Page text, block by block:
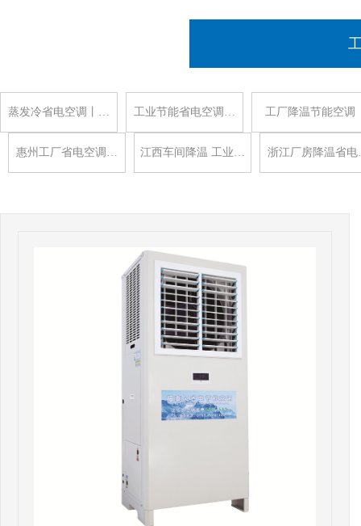
蒸发冷省电空调丨… 工业节能省电空调… 工厂降温节能空调
惠州工厂省电空调… 江西车间降温 工业… 浙江厂房降温省